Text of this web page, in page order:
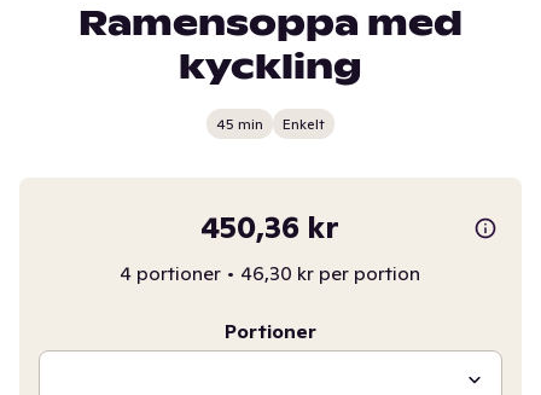
Ramensoppa med
kyckling
45 min Enkelt
450,36 kr
4 portioner • 46,30 kr per portion
Portioner